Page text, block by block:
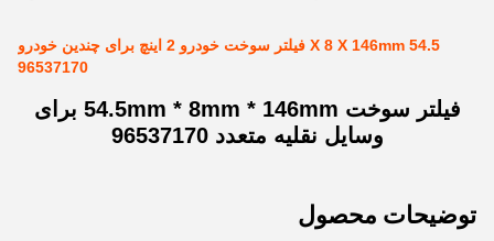
54.5 X 8 X 146mm فیلتر سوخت خودرو 2 اینچ برای چندین خودرو
96537170
فیلتر سوخت 54.5mm * 8mm * 146mm برای
وسایل نقلیه متعدد 96537170
توضیحات محصول